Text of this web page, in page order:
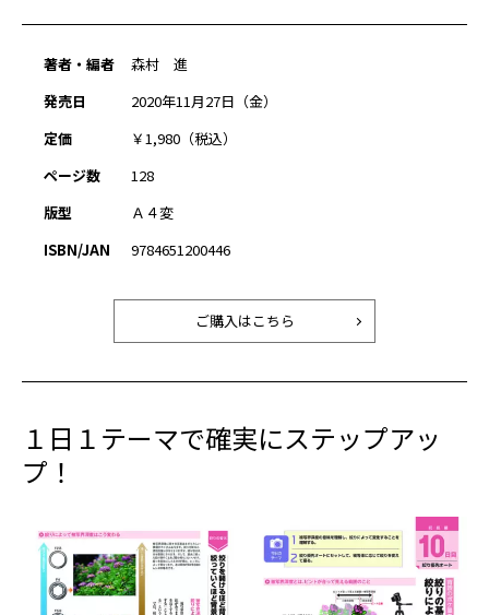
著者・編者
森村 進
発売日
2020年11月27日（金）
定価
￥1,980（税込）
ページ数
128
版型
Ａ４変
ISBN/JAN
9784651200446
ご購入はこちら
１日１テーマで確実にステップアッ
プ！